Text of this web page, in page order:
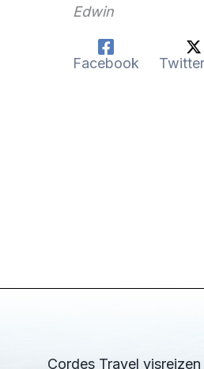
Edwin
Facebook
Cordes Travel visreizen